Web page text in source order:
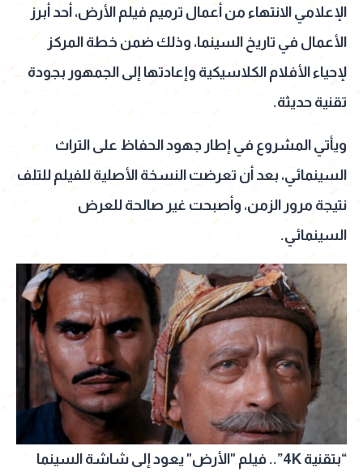
الإعلامي الانتهاء من أعمال ترميم فيلم الأرض، أحد أبرز
الأعمال في تاريخ السينما، وذلك ضمن خطة المركز
لإحياء الأفلام الكلاسيكية وإعادتها إلى الجمهور بجودة
تقنية حديثة.
ويأتي المشروع في إطار جهود الحفاظ على التراث
السينمائي، بعد أن تعرضت النسخة الأصلية للفيلم للتلف
نتيجة مرور الزمن، وأصبحت غير صالحة للعرض
السينمائي.
“بتقنية 4K”.. فيلم "الأرض" يعود إلى شاشة السينما